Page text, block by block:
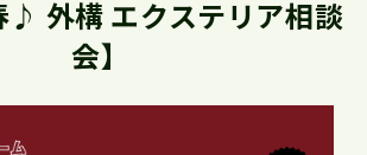
♪ 外構 エクステリア相談
会】